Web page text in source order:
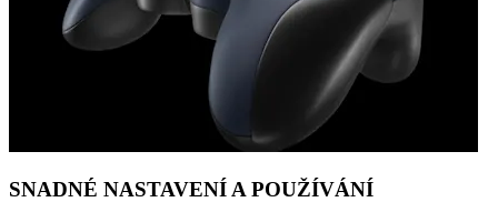
SNADNÉ NASTAVENÍ A POUŽÍVÁNÍ